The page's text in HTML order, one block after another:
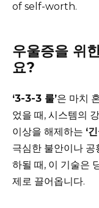
of self-worth.
우울증을 위
요?
‘3-3-3 룰’은 마치
었을 때, 시스템의
이상을 해제하는 ‘
극심한 불안이나
하될 때, 이 기술은
제로 끌어옵니다.